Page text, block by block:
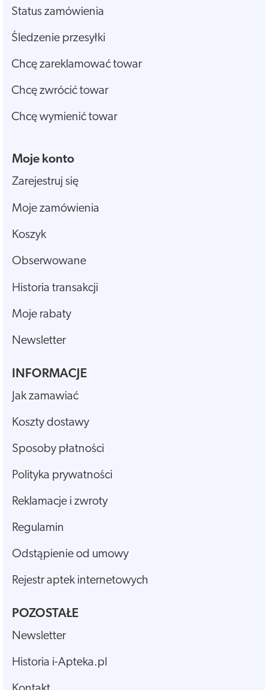
Status zamówienia
Śledzenie przesyłki
Chcę zareklamować towar
Chcę zwrócić towar
Chcę wymienić towar
Moje konto
Zarejestruj się
Moje zamówienia
Koszyk
Obserwowane
Historia transakcji
Moje rabaty
Newsletter
INFORMACJE
Jak zamawiać
Koszty dostawy
Sposoby płatności
Polityka prywatności
Reklamacje i zwroty
Regulamin
Odstąpienie od umowy
Rejestr aptek internetowych
POZOSTAŁE
Newsletter
Historia i-Apteka.pl